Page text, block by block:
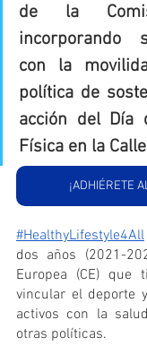
de la
incorporando
con la
política de
acción del Día
Física en la
¡ADHIÉRETE
#HealthyLifestyle4All
dos años (2021-
Europea (CE) que
vincular el deporte
activos con la
otras políticas.